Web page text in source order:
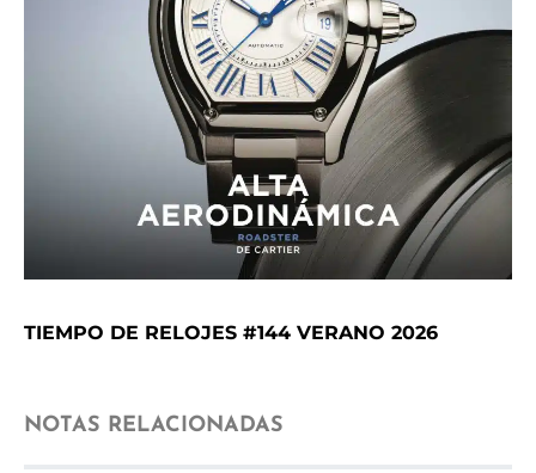
TIEMPO DE RELOJES #144 VERANO 2026
NOTAS RELACIONADAS